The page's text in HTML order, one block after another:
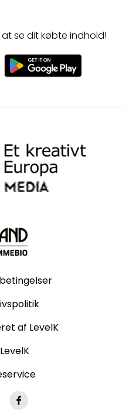
se dit købte indhold!
af LevelK